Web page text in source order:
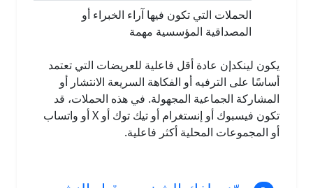
الحملات التي تكون فيها آراء الخبراء أو
المصداقية المؤسسية مهمة
يكون لينكدإن عادة أقل فاعلية للعريضات التي تعتمد
أساسًا على الترفيه أو الفكاهة السريعة الانتشار أو
المشاركة الجماعية المجهولة. في هذه الحملات، قد
تكون فيسبوك أو إنستغرام أو تيك توك أو X أو واتساب
أو المجموعات المحلية أكثر فاعلية.